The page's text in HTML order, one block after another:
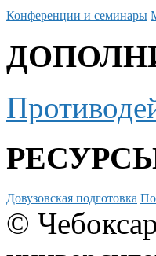
Конференции и семинары
Довузовская подготовка
©